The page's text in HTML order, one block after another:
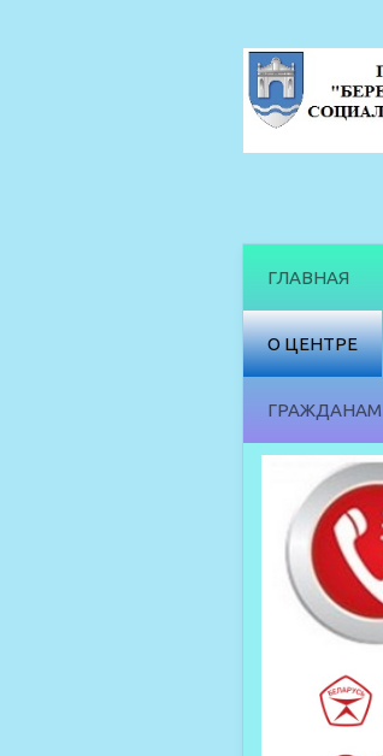
ГЛАВНАЯ
О ЦЕНТРЕ
ГРАЖДАНАМ